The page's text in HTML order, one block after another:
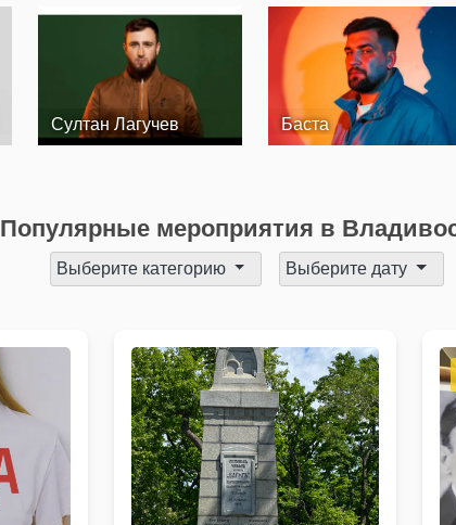
Султан Лагучев Баста
Популярные мероприятия в
Выберите категорию Выберите дату